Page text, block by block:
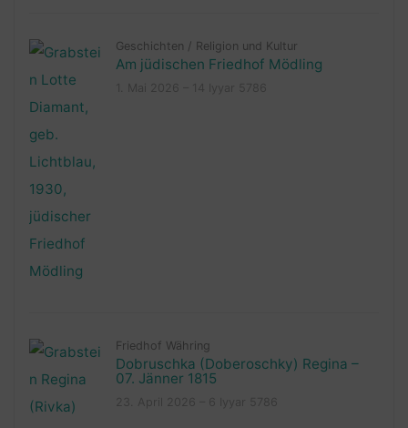
Geschichten / Religion und Kultur
Am jüdischen Friedhof Mödling
Friedhof Währing
Dobruschka (Doberoschky) Regina –
07. Jänner 1815